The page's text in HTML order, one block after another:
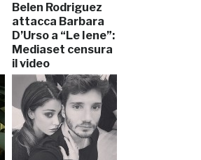
Belen Rodriguez
attacca Barbara
D’Urso a “Le Iene”:
Mediaset censura
il video